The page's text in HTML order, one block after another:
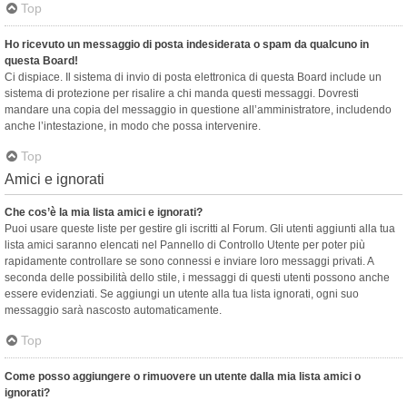
Top
Ho ricevuto un messaggio di posta indesiderata o spam da qualcuno in
questa Board!
Ci dispiace. Il sistema di invio di posta elettronica di questa Board include un
sistema di protezione per risalire a chi manda questi messaggi. Dovresti
mandare una copia del messaggio in questione all’amministratore, includendo
anche l’intestazione, in modo che possa intervenire.
Top
Amici e ignorati
Che cos’è la mia lista amici e ignorati?
Puoi usare queste liste per gestire gli iscritti al Forum. Gli utenti aggiunti alla tua
lista amici saranno elencati nel Pannello di Controllo Utente per poter più
rapidamente controllare se sono connessi e inviare loro messaggi privati. A
seconda delle possibilità dello stile, i messaggi di questi utenti possono anche
essere evidenziati. Se aggiungi un utente alla tua lista ignorati, ogni suo
messaggio sarà nascosto automaticamente.
Top
Come posso aggiungere o rimuovere un utente dalla mia lista amici o
ignorati?